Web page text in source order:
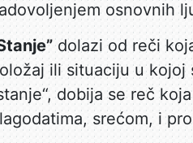
osnovnih
dolazi od reči
ili situaciju u kojoj
dobija se reč
srećom, i